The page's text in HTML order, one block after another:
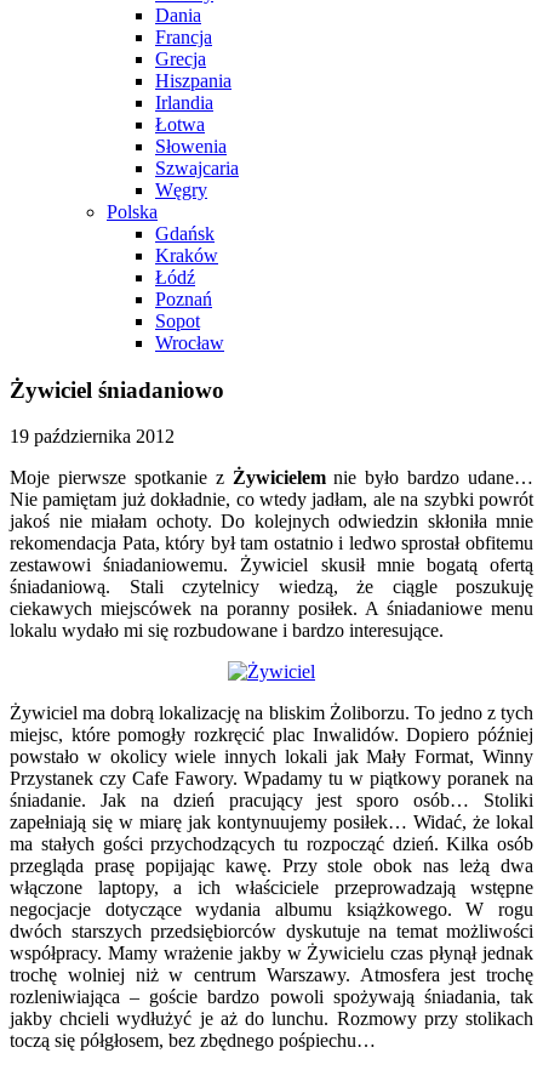
Dania
Francja
Grecja
Hiszpania
Irlandia
Łotwa
Słowenia
Szwajcaria
Węgry
Polska
Gdańsk
Kraków
Łódź
Poznań
Sopot
Wrocław
Żywiciel śniadaniowo
19 października 2012
Moje pierwsze spotkanie z Żywicielemnie było bardzo udane…
Nie pamiętam już dokładnie, co wtedy jadłam, ale na szybki powrót
jakoś nie miałam ochoty. Do kolejnych odwiedzin skłoniła mnie
rekomendacja Pata, który był tam ostatnio i ledwo sprostał obfitemu
zestawowi śniadaniowemu. Żywiciel skusił mnie bogatą ofertą
śniadaniową. Stali czytelnicy wiedzą, że ciągle poszukuję
ciekawych miejscówek na poranny posiłek. A śniadaniowe menu
lokalu wydało mi się rozbudowane i bardzo interesujące.
Żywiciel ma dobrą lokalizację na bliskim Żoliborzu. To jedno z tych
miejsc, które pomogły rozkręcić plac Inwalidów. Dopiero później
powstało w okolicy wiele innych lokali jak Mały Format, Winny
Przystanek czy Cafe Fawory. Wpadamy tu w piątkowy poranek na
śniadanie. Jak na dzień pracujący jest sporo osób… Stoliki
zapełniają się w miarę jak kontynuujemy posiłek… Widać, że lokal
ma stałych gości przychodzących tu rozpocząć dzień. Kilka osób
przegląda prasę popijając kawę. Przy stole obok nas leżą dwa
włączone laptopy, a ich właściciele przeprowadzają wstępne
negocjacje dotyczące wydania albumu książkowego. W rogu
dwóch starszych przedsiębiorców dyskutuje na temat możliwości
współpracy. Mamy wrażenie jakby w Żywicielu czas płynął jednak
trochę wolniej niż w centrum Warszawy. Atmosfera jest trochę
rozleniwiająca – goście bardzo powoli spożywają śniadania, tak
jakby chcieli wydłużyć je aż do lunchu. Rozmowy przy stolikach
toczą się półgłosem, bez zbędnego pośpiechu…